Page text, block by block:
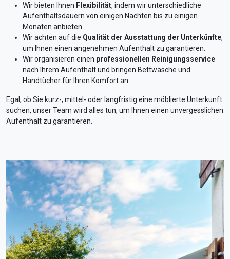
Wir bieten Ihnen Flexibilität, indem wir unterschiedliche
Aufenthaltsdauern von einigen Nächten bis zu einigen
Monaten anbieten.
Wir achten auf die Qualität der Ausstattung der Unterkünfte,
um Ihnen einen angenehmen Aufenthalt zu garantieren.
Wir organisieren einen professionellen Reinigungsservice
nach Ihrem Aufenthalt und bringen Bettwäsche und
Handtücher für Ihren Komfort an.
Egal, ob Sie kurz-, mittel- oder langfristig eine möblierte Unterkunft
suchen, unser Team wird alles tun, um Ihnen einen unvergesslichen
Aufenthalt zu garantieren.